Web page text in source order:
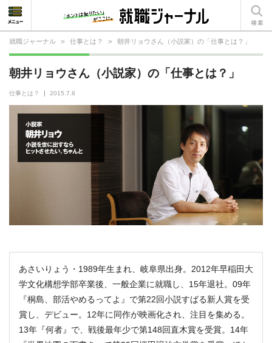
就職ジャーナル > 仕事とは？ > 朝井リョウさん（小説家）の「仕事とは？」
朝井リョウさん（小説家）の「仕事とは？」
仕事とは？ 2015.7.8
あさいりょう・1989年生まれ、岐阜県出身。2012年早稲田大
学文化構想学部卒業後、一般企業に就職し、15年退社。09年
『桐島、部活やめるってよ』で第22回小説すばる新人賞を受
賞し、デビュー。12年に同作が映画化され、注目を集める。
13年『何者』で、戦後最年少で第148回直木賞を受賞。14年
就活相談
就活ノウハウ
仕事の選び方・ヒント
仕事とは？
就活コラム